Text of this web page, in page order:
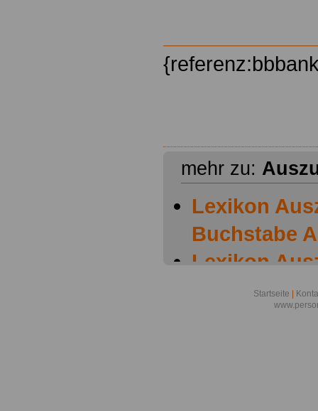
mehr zu:
Lexikon
Buchstabe A
Lexikon
Buchstabe B
Lexikon
Startseite